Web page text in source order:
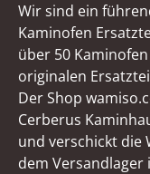
Wir sind ein
Kaminofen
über 50
originalen
Der Shop
Cerberus
und verschickt die
dem Versandlager